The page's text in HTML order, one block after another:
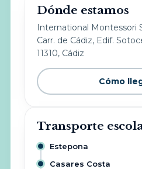
Dónde estamos
International Montessori
Carr. de Cádiz, Edif.
11310, Cádiz
Cómo
Transporte
Estepona
Casares Costa